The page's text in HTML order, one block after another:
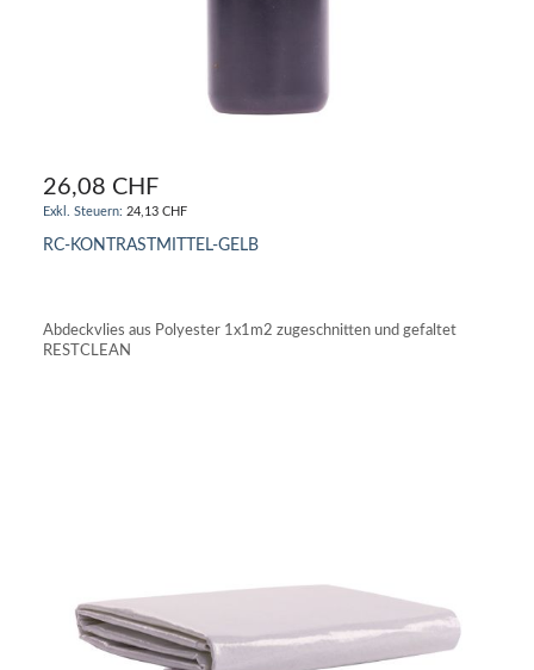
26,08 CHF
24,13 CHF
RC-KONTRASTMITTEL-GELB
Abdeckvlies aus Polyester 1x1m2 zugeschnitten und gefaltet
RESTCLEAN